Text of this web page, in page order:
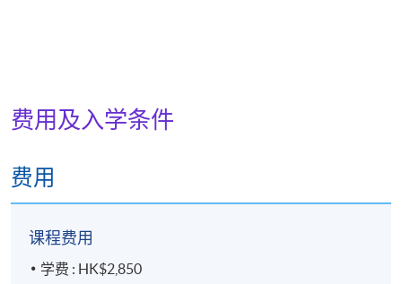
费用及入学条件
费用
课程费用
学费 : HK$2,850